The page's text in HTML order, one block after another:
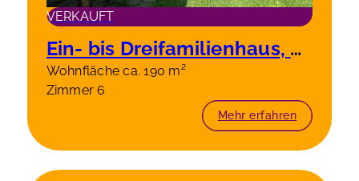
VERKAUFT
Ein- bis Dreifamilienhaus, modernisiert, großes Grundstück, ruhige Lage!
Wohnfläche ca. 190 m²
Zimmer 6
Mehr erfahren